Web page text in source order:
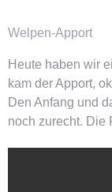
Welpen-Apport
Heute haben wir
kam der Apport,
Den Anfang und
noch zurecht. Die